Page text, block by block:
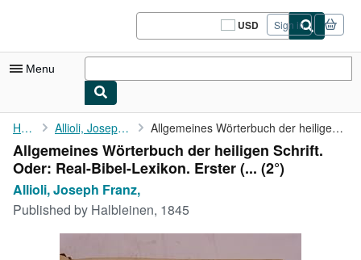
USD
Site
shopping
Sign in
Menu
My Account
My Purchases
Sign Off
Advanced Search
Home Allioli, Joseph Franz, Allgemeines Wörterbuch der heiligen Schrift. Oder: ...
Allgemeines Wörterbuch der heiligen Schrift.
Oder: Real-Bibel-Lexikon. Erster (... (2°)
Allioli, Joseph Franz,
Published by Halbleinen, 1845